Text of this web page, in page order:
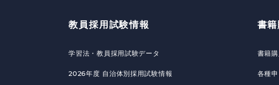
教員採用試験情報
学習法・教員採用試験データ
2026年度 自治体別採用試験情報
書
書籍購
各種